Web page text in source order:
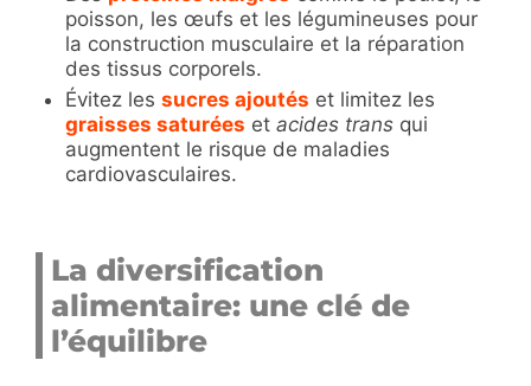
poisson, les œufs et les légumineuses pour
la construction musculaire et la réparation
des tissus corporels.
Évitez les sucres ajoutés et limitez les
graisses saturées et acides trans qui
augmentent le risque de maladies
cardiovasculaires.
La diversification
alimentaire: une clé de
l’équilibre